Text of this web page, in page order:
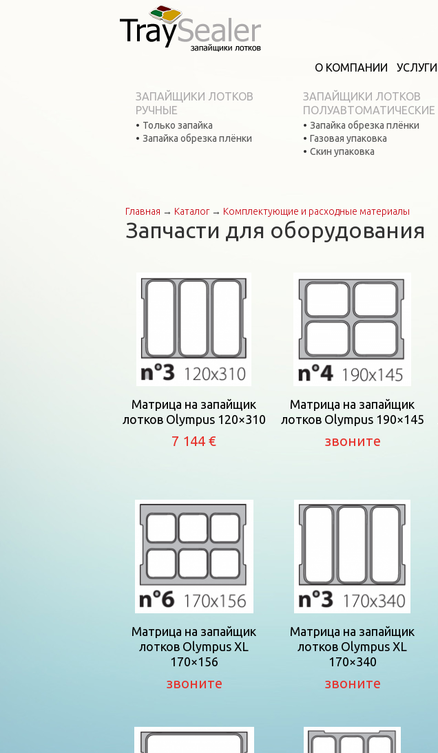
О КОМПАНИИ УСЛУГИ
ЗАПАЙЩИКИ ЛОТКОВ
РУЧНЫЕ
Только запайка
Запайка обрезка плёнки
ЗАПАЙЩИКИ ЛОТКОВ
ПОЛУАВТОМАТИЧЕСКИЕ
Запайка обрезка плёнки
Газовая упаковка
Скин упаковка
Вы здесь
Главная → Каталог→ Комплектующие и расходные материалы
Запчасти для оборудования
Матрица на запайщик
лотков Olympus 120×310
7 144 €
Матрица на запайщик
лотков Olympus 190×145
звоните
Матрица на запайщик
лотков Olympus XL
170×156
звоните
Матрица на запайщик
лотков Olympus XL
170×340
звоните